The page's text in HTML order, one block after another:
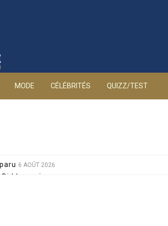
MODE CÉLÉBRITÉS QUIZZ/TEST
6 AOÛT 2026